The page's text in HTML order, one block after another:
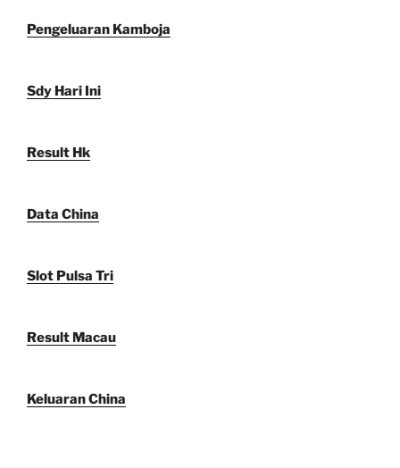
Pengeluaran Kamboja
Sdy Hari Ini
Result Hk
Data China
Slot Pulsa Tri
Result Macau
Keluaran China